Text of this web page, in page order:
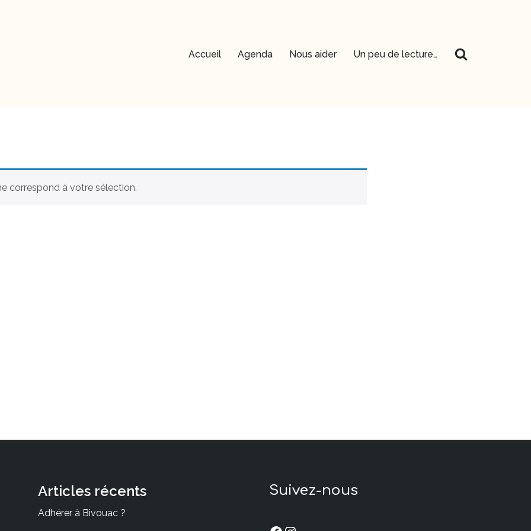
Accueil Agenda Nous aider Un peu de lecture…
correspond à votre sélection.
Articles récents
Adhérer à Bivouac ?
Suivez-nous